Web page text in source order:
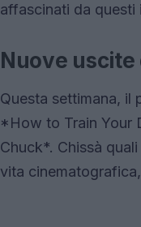
affascinati da questi
Nuove uscite
Questa settimana, il
*How to Train Your
Chuck*. Chissà
vita